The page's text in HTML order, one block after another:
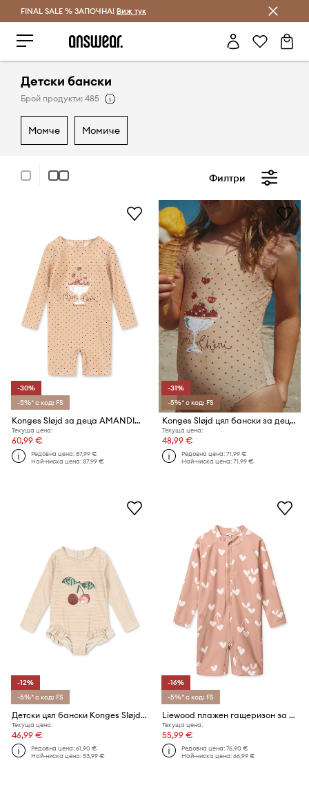
Спестявай с Answear Club
FINAL SALE % ЗАПОЧНА! Виж тук
Детски бански
Брой продукти: 485
момче момиче
Филтри
-30%
-5%* с код: FS
Konges Sløjd за деца AMANDINE SWIM ONESIE
Текуща цена:
60,99 €
Редовна цена:87,99 €
Най-ниска цена:87,99 €
-31%
-5%* с код: FS
Konges Sløjd цял бански за деца AMANDINE SWIMSUIT
Текуща цена:
48,99 €
Редовна цена:71,99 €
Най-ниска цена:71,99 €
-12%
-5%* с код: FS
Детски цял бански Konges Sløjd JADE LS SWIMSUIT
Текуща цена:
46,99 €
Редовна цена:61,90 €
Най-ниска цена:53,99 €
-16%
-5%* с код: FS
Liewood плажен гащеризон за деца Max Printed LS Swim Jumpsuit
Текуща цена:
55,99 €
Редовна цена:76,90 €
Най-ниска цена:66,99 €